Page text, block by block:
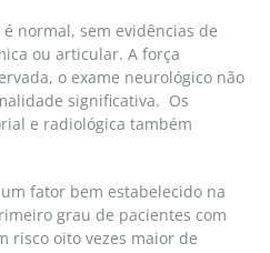
normal, sem evidências de
ou articular. A força
o exame neurológico não
significativa. Os
e radiológica também
fator bem estabelecido na
grau de pacientes com
risco oito vezes maior de